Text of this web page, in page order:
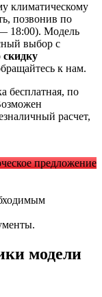
климатическому
позвонив по
18:00). Модель
выбор с
скидку
к нам.
бесплатная, по
расчет,
предложение
модели